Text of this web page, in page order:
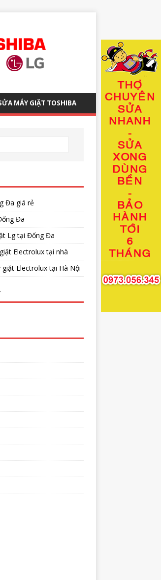
MÁY GIẶT TOSHIBA
Đa giá rẻ
Đa
Lg tại Đống Đa
Electrolux tại nhà
Electrolux tại Hà Nội